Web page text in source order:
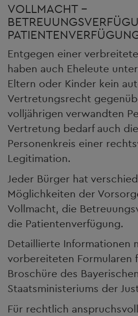
VOLLMACHT -
Entgegen einer
haben auch Eheleute
Eltern oder Kinder kein
Vertretungsrecht
volljährigen verwandten
Vertretung bedarf auch
Personenkreis einer
Legitimation.
Jeder Bürger hat
Möglichkeiten der
Vollmacht, die
die Patientenverfügung.
Detaillierte Informationen
vorbereiteten Formularen
Broschüre des
Staatsministeriums der
Für rechtlich